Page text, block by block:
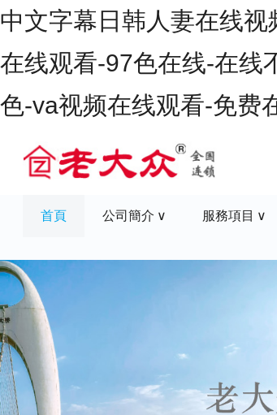
中文字幕日韩人妻在线
在线观看-97色在线-在线
色-va视频在线观看-免费
首頁 公司簡介 服務項目